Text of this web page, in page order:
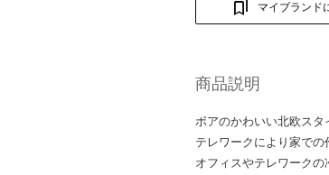
マイブランド
商品説明
ボアのかわいい北欧スタ
テレワークにより家での
オフィスやテレワークの